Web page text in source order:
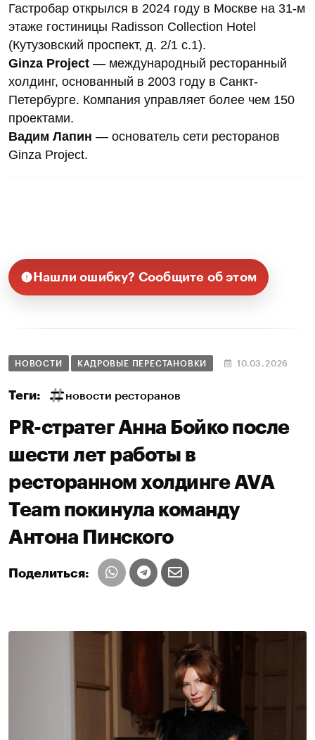
Гастробар открылся в 2024 году в Москве на 31-м
этаже гостиницы Radisson Collection Hotel
(Кутузовский проспект, д. 2/1 с.1).
Ginza Project — международный ресторанный
холдинг, основанный в 2003 году в Санкт-
Петербурге. Компания управляет более чем 150
проектами.
Вадим Лапин — основатель сети ресторанов
Ginza Project.
Нашли ошибку? Сообщите об этом
НОВОСТИ КАДРОВЫЕ ПЕРЕСТАНОВКИ 10.03.2026
Теги: новости ресторанов
PR-стратег Анна Бойко после
шести лет работы в
ресторанном холдинге AVA
Team покинула команду
Антона Пинского
Поделиться: